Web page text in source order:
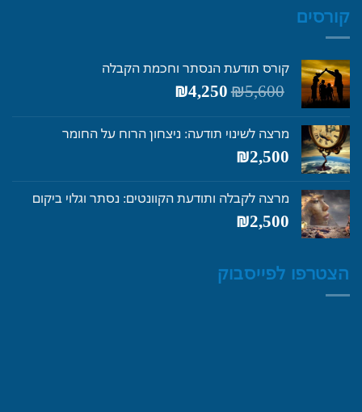
קורסים
קורס תודעת הנסתר וחכמת הקבלה
₪5,600
המחיר
המקורי
₪5,600.
₪4,250
₪4,250.
מרצה לשינוי תודעה: ניצחון הרוח על החומר
₪2,500
מרצה לקבלה ותודעת הקוונטים: נסתר וגלוי ביקום
₪2,500
הצטרפו לפייסבוק